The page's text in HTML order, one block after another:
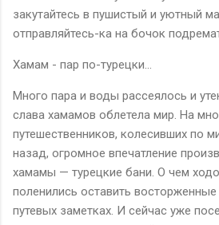
закутайтесь в пушистый и уютный
отправляйтесь-ка на бочок
Хамам - пар по-турецки...
Много пара и воды рассеялось и
слава хамамов облетела мир. На
путешественников, колесивших по
назад, огромное впечатление
хамамы — турецкие бани. О чем
поленились оставить
путевых заметках. И сейчас уже